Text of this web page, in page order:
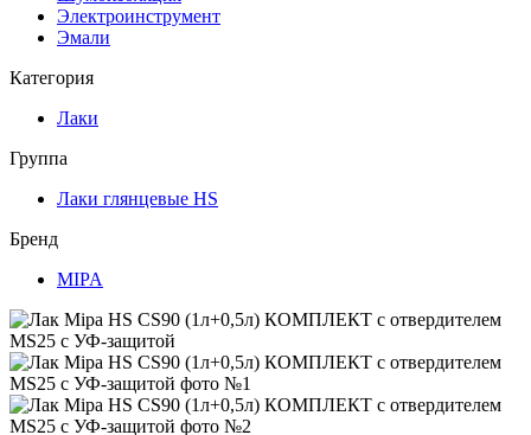
Электроинструмент
Эмали
Категория
Лаки
Группа
Лаки глянцевые HS
Бренд
MIPA